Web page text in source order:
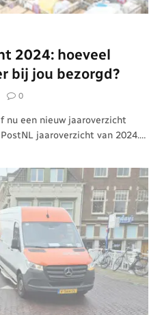
2024: hoeveel
bij jou bezorgd?
0
nu een nieuw jaaroverzicht
jaaroverzicht van 2024.…